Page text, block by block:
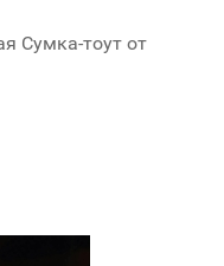
Сумка-тоут от